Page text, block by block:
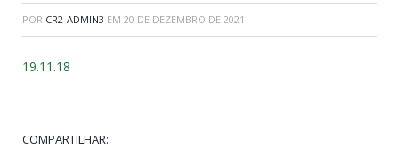
POR CR2-ADMIN3 EM 20 DE DEZEMBRO DE 2021
19.11.18
COMPARTILHAR: